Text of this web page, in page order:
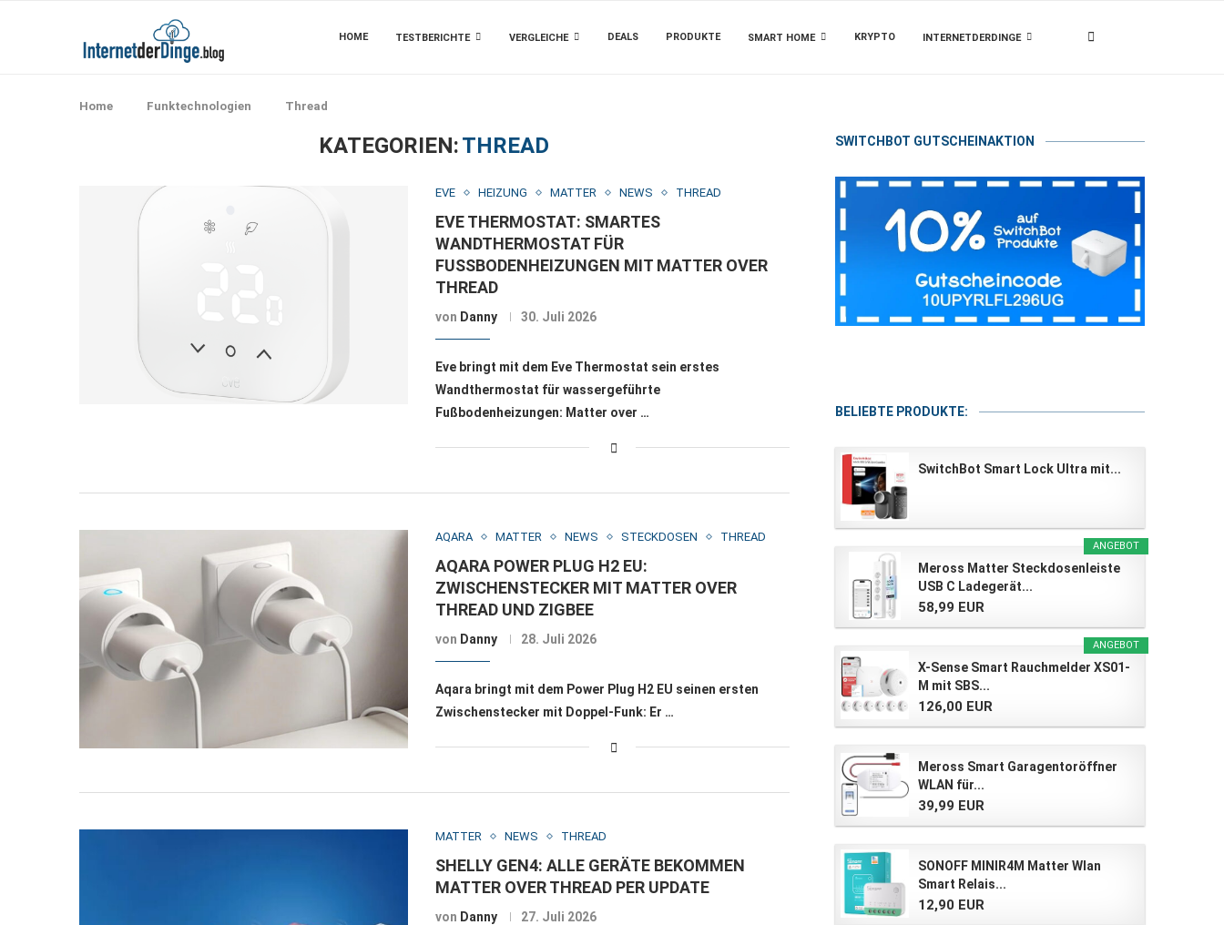
HOME TESTBERICHTE VERGLEICHE DEALS PRODUKTE SMART HOME KRYPTO INTERNETDERDINGE
Home Funktechnologien Thread
KATEGORIEN:THREAD
EVE HEIZUNG MATTER NEWS THREAD
EVE THERMOSTAT: SMARTES
WANDTHERMOSTAT FÜR
FUSSBODENHEIZUNGEN MIT MATTER OVER T
HREAD
von Danny 30. Juli 2026
Eve bringt mit dem Eve Thermostat sein erstes
Wandthermostat für wassergeführte
Fußbodenheizungen: Matter over …
AQARA MATTER NEWS STECKDOSEN THREAD
AQARA POWER PLUG H2 EU:
ZWISCHENSTECKER MIT MATTER OVER
THREAD UND ZIGBEE
von Danny 28. Juli 2026
Aqara bringt mit dem Power Plug H2 EU seinen ersten
Zwischenstecker mit Doppel-Funk: Er …
MATTER NEWS THREAD
SHELLY GEN4: ALLE GERÄTE BEKOMMEN
MATTER OVER THREAD PER UPDATE
von Danny 27. Juli 2026
SWITCHBOT GUTSCHEINAKTION
BELIEBTE PRODUKTE:
SwitchBot Smart Lock Ultra mit...
ANGEBOT
Meross Matter Steckdosenleiste
USB C Ladegerät...
58,99 EUR
ANGEBOT
X-Sense Smart Rauchmelder XS01-
M mit SBS...
126,00 EUR
Meross Smart Garagentoröffner
WLAN für...
39,99 EUR
SONOFF MINIR4M Matter Wlan
Smart Relais...
12,90 EUR